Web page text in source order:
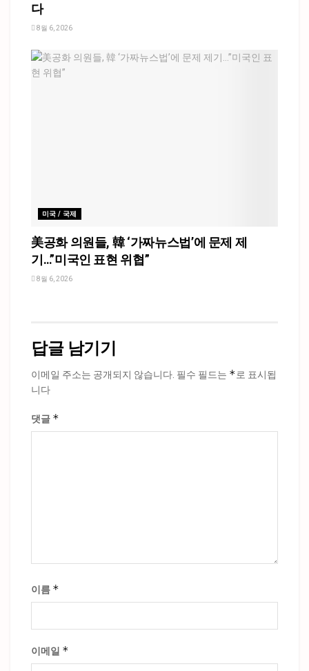
다
8월 6, 2026
미국 / 국제
美공화 의원들, 韓 ‘가짜뉴스법’에 문제 제
기…”미국인 표현 위협”
8월 6, 2026
답글 남기기
이메일 주소는 공개되지 않습니다. 필수 필드는 *로 표시됩
니다
댓글 *
이름 *
이메일 *